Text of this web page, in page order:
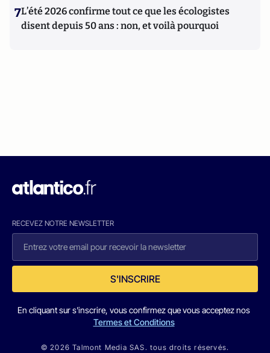
7L’été 2026 confirme tout ce que les écologistes
disent depuis 50 ans : non, et voilà pourquoi
RECEVEZ NOTRE NEWSLETTER
S'INSCRIRE
En cliquant sur s'inscrire, vous confirmez que vous acceptez nos
Termes et Conditions
© 2026 Talmont Media SAS. tous droits réservés.